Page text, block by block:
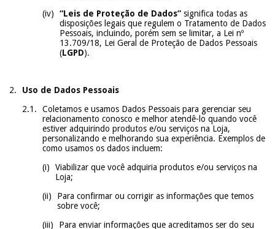
“Leis de Proteção de Dados” significa todas as
disposições legais que regulem o Tratamento de Dados
Pessoais, incluindo, porém sem se limitar, a Lei nº
13.709/18, Lei Geral de Proteção de Dados Pessoais
(LGPD).
Uso de Dados Pessoais
Coletamos e usamos Dados Pessoais para gerenciar seu
relacionamento conosco e melhor atendê-lo quando você
estiver adquirindo produtos e/ou serviços na Loja,
personalizando e melhorando sua experiência. Exemplos de
como usamos os dados incluem:
Viabilizar que você adquiria produtos e/ou serviços na
Loja;
Para confirmar ou corrigir as informações que temos
sobre você;
Para enviar informações que acreditamos ser do seu